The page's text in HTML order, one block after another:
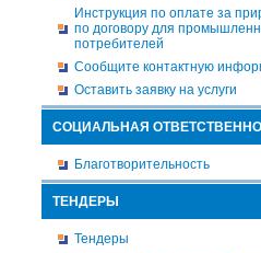
Инструкция по оплате за
по договору для
потребителей
Сообщите контактную
Оставить заявку на услуги
СОЦИАЛЬНАЯ
Благотворительность
ТЕНДЕРЫ
Тендеры